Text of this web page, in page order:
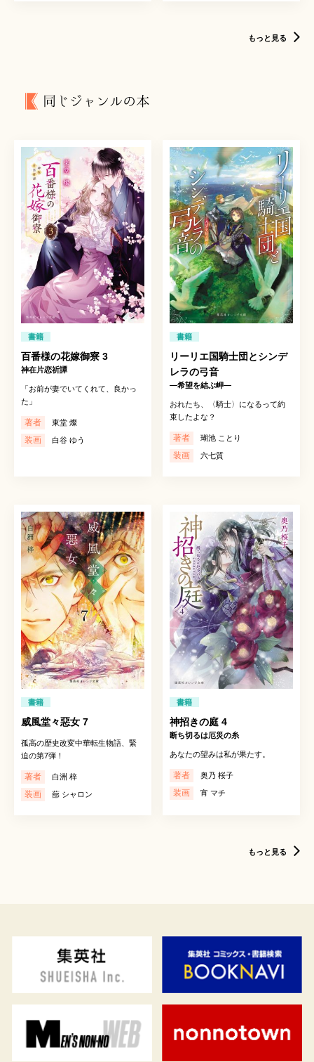
もっと見る
同じジャンルの本
書籍
百番様の花嫁御寮 3
神在片恋祈譚
「お前が妻でいてくれて、良かっ
た」
著者 東堂 燦
装画 白谷 ゆう
書籍
リーリエ国騎士団とシンデ
レラの弓音
―希望を結ぶ岬―
おれたち、〈騎士〉になるって約
束したよな？
著者 瑚池 ことり
装画 六七質
書籍
威風堂々惡女 7
孤高の歴史改変中華転生物語、緊
迫の第7弾！
著者 白洲 梓
装画 蔀 シャロン
書籍
神招きの庭 4
断ち切るは厄災の糸
あなたの望みは私が果たす。
著者 奥乃 桜子
装画 宵 マチ
もっと見る